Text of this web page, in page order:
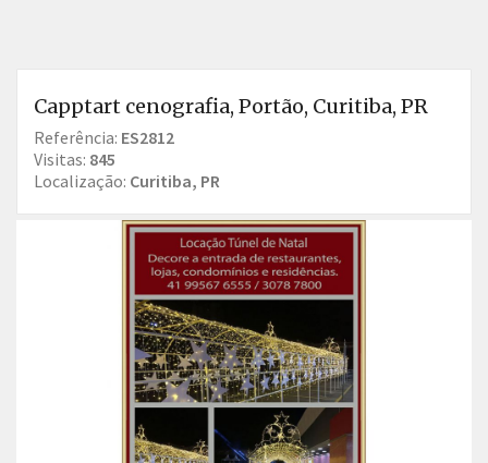
Capptart cenografia, Portão, Curitiba, PR
Referência: ES2812
Visitas: 845
Localização: Curitiba, PR